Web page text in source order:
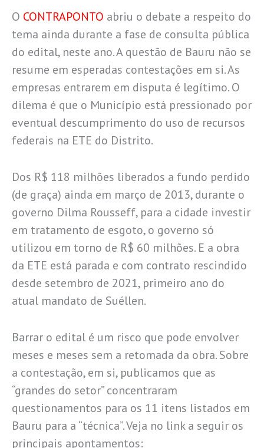
O CONTRAPONTO abriu o debate a respeito do
tema ainda durante a fase de consulta pública
do edital, neste ano. A questão de Bauru não se
resume em esperadas contestações em si. As
empresas entrarem em disputa é legítimo. O
dilema é que o Município está pressionado por
eventual descumprimento do uso de recursos
federais na ETE do Distrito.
Dos R$ 118 milhões liberados a fundo perdido
(de graça) ainda em março de 2013, durante o
governo Dilma Rousseff, para a cidade investir
em tratamento de esgoto, o governo só
utilizou em torno de R$ 60 milhões. E a obra
da ETE está parada e com contrato rescindido
desde setembro de 2021, primeiro ano do
atual mandato de Suéllen.
Barrar o edital é um risco que pode envolver
meses e meses sem a retomada da obra. Sobre
a contestação, em si, publicamos que as
“grandes do setor” concentraram
questionamentos para os 11 itens listados em
Bauru para a “técnica”. Veja no link a seguir os
principais apontamentos: